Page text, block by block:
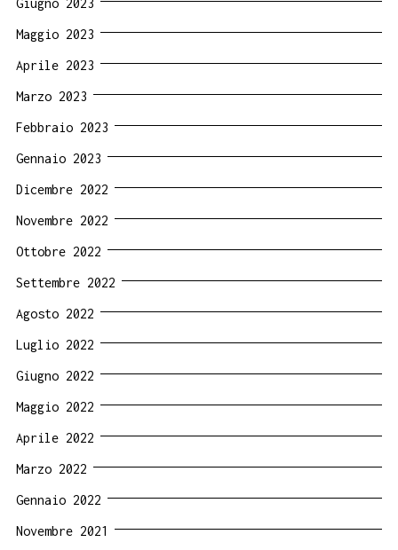
Giugno 2023
Maggio 2023
Aprile 2023
Marzo 2023
Febbraio 2023
Gennaio 2023
Dicembre 2022
Novembre 2022
Ottobre 2022
Settembre 2022
Agosto 2022
Luglio 2022
Giugno 2022
Maggio 2022
Aprile 2022
Marzo 2022
Gennaio 2022
Novembre 2021